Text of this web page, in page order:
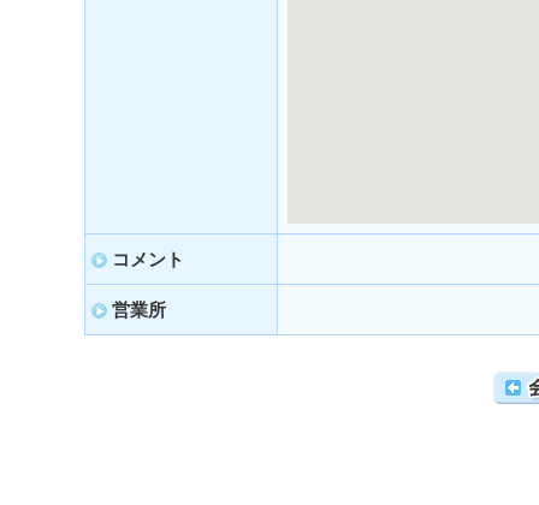
コメント
営業所